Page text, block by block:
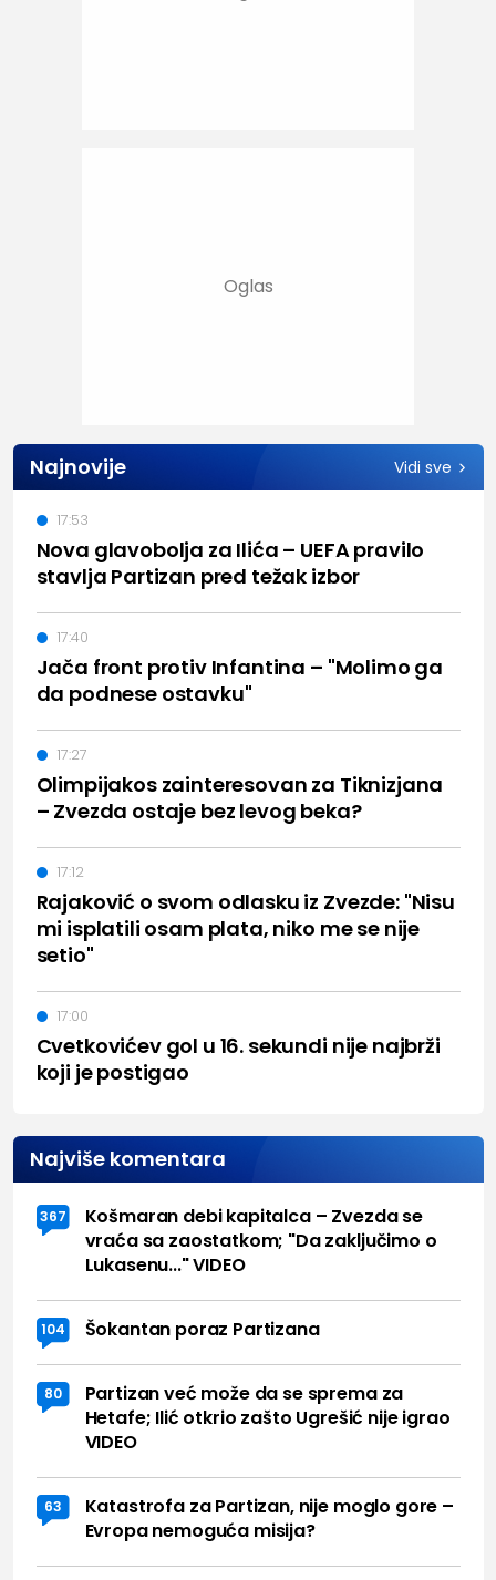
Najnovije Vidi sve
Nova glavobolja za Ilića – UEFA pravilo
stavlja Partizan pred težak izbor
17:53
Jača front protiv Infantina – "Molimo ga
da podnese ostavku"
17:40
Olimpijakos zainteresovan za Tiknizjana
– Zvezda ostaje bez levog beka?
17:27
Rajaković o svom odlasku iz Zvezde: "Nisu
mi isplatili osam plata, niko me se nije
setio"
17:12
Cvetkovićev gol u 16. sekundi nije najbrži
koji je postigao
17:00
Najviše komentara
367
Košmaran debi kapitalca – Zvezda se
vraća sa zaostatkom; "Da zaključimo o
Lukasenu..." VIDEO
104 Šokantan poraz Partizana
80
Partizan već može da se sprema za
Hetafe; Ilić otkrio zašto Ugrešić nije igrao
VIDEO
63
Katastrofa za Partizan, nije moglo gore –
Evropa nemoguća misija?